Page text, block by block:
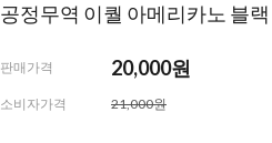
공정무역 이퀄 아메리카노 블
판매가격 20,000원
소비자가격 21,000원